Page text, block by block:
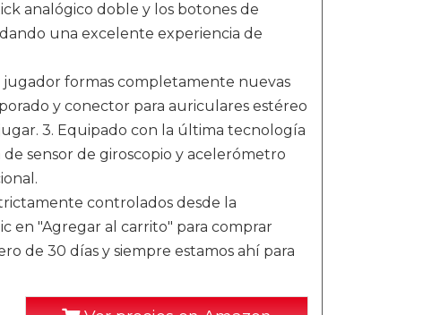
analógico doble y los botones de
una excelente experiencia de
jugador formas completamente nuevas
y conector para auriculares estéreo
3. Equipado con la última tecnología
sensor de giroscopio y acelerómetro
controlados desde la
en "Agregar al carrito" para comprar
de 30 días y siempre estamos ahí para